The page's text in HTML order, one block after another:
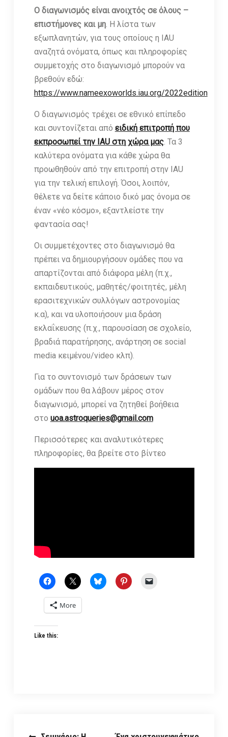
Ο διαγωνισμός είναι ανοιχτός σε όλους –
επιστήμονες και μη. Η λίστα των
εξωπλανητών, για τους οποίους η IAU
αναζητά ονόματα, όπως και πληροφορίες
συμμετοχής στο διαγωνισμό μπορούν να
βρεθούν εδώ:
https://www.nameexoworlds.iau.org/2022edition
Ο διαγωνισμός τρέχει σε εθνικό επίπεδο
και συντονίζεται από ειδική επιτροπή που
εκπροσωπεί την IAU στη χώρα μας. Τα 3
καλύτερα ονόματα για κάθε χώρα θα
προωθηθούν από την επιτροπή στην IAU
για την τελική επιλογή. Όσοι, λοιπόν,
θέλετε να δείτε κάποιο δικό μας όνομα σε
έναν «νέο κόσμο», εξαντλείστε την
φαντασία σας!
Οι συμμετέχοντες στο διαγωνισμό θα
πρέπει να δημιουργήσουν ομάδες που να
απαρτίζονται από διάφορα μέλη (π.χ.,
εκπαιδευτικούς, μαθητές/φοιτητές, μέλη
ερασιτεχνικών συλλόγων αστρονομίας
κ.α), και να υλοποιήσουν μια δράση
εκλαΐκευσης (π.χ., παρουσίαση σε σχολείο,
βραδιά παρατήρησης, ανάρτηση σε social
media κειμένου/video κλπ).
Για το συντονισμό των δράσεων των
ομάδων που θα λάβουν μέρος στον
διαγωνισμό, μπορεί να ζητηθεί βοήθεια
στο uoa.astroqueries@gmail.com
Περισσότερες και αναλυτικότερες
πληροφορίες, θα βρείτε στο βίντεο
More
Like this: